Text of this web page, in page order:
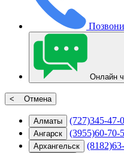
Онлайн
< Отмена
Алматы (727)345-47-
Ангарск (3955)60-70-
Архангельск